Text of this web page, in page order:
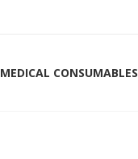
MEDICAL CONSUMABLES